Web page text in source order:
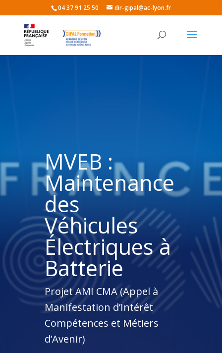
04 37 91 25 50 dir-gipal@ac-lyon.fr
MVEB :
Maintenance
des
Véhicules
Électriques à
Batterie
Projet AMI CMA (Appel à
Manifestation d’Intérêt
Compétences et Métiers
d’Avenir)